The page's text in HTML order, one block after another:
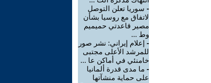
- سوريا تعلن التوصل
لاتفاق مع روسيا بشأن
مصير قاعدتي حميميم
وط ...
- إعلام إيراني: نشر صور
للمرشد الأعلى مجتبى
خامنئي في أماكن عا ...
- ما مدى قدرة ألمانيا
على حماية منشآتها